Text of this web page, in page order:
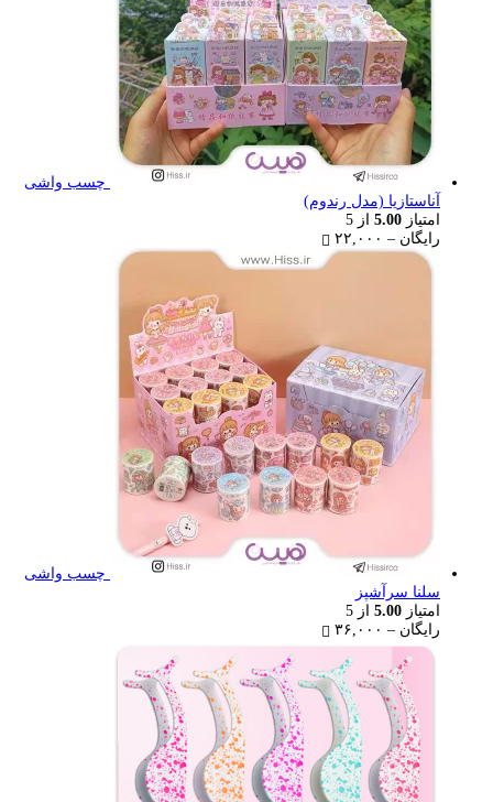
چسب واشی
آناستازیا (مدل رندوم)
امتیاز 5.00 از 5
رایگان – ۲۲,۰۰۰
range:
رایگان
چسب واشی
سلنا سرآشپز
امتیاز 5.00 از 5
رایگان – ۳۶,۰۰۰
range:
رایگان
through
۳۶,۰۰۰ تومان